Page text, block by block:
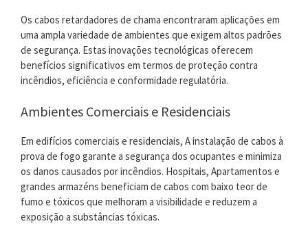
Os cabos retardadores de chama encontraram aplicações em
uma ampla variedade de ambientes que exigem altos padrões
de segurança. Estas inovações tecnológicas oferecem
benefícios significativos em termos de proteção contra
incêndios, eficiência e conformidade regulatória.
Ambientes Comerciais e Residenciais
Em edifícios comerciais e residenciais, A instalação de cabos à
prova de fogo garante a segurança dos ocupantes e minimiza
os danos causados ​​por incêndios. Hospitais, Apartamentos e
grandes armazéns beneficiam de cabos com baixo teor de
fumo e tóxicos que melhoram a visibilidade e reduzem a
exposição a substâncias tóxicas.